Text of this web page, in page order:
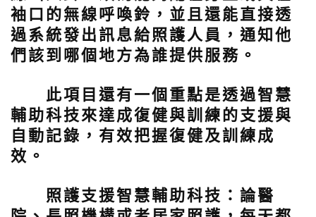
袖口的無線呼喚鈴，並且還能直接透
過系統發出訊息給照護人員，通知他
們該到哪個地方為誰提供服務。
此項目還有一個重點是透過智慧
輔助科技來達成復健與訓練的支援與
自動記錄，有效把握復健及訓練成
效。
照護支援智慧輔助科技： 論醫